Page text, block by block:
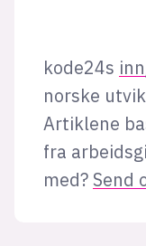
kode24s
norske
Artiklene
fra
med? Send